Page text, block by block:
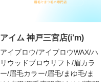
アイム 神戸三宮店(i’m)
アイブロウ/アイブロウWAX/ハ
リウッドブロウリフト/眉カラ
ー/眉毛カラー/眉毛/まゆ毛/ま